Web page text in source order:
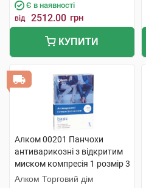
Є в наявності
від 2512.00 грн
КУПИТИ
Алком 00201 Панчохи
антиварикозні з відкритим
миском компресія 1 розмір 3
бежевий 1 пара
Алком Торговий дім